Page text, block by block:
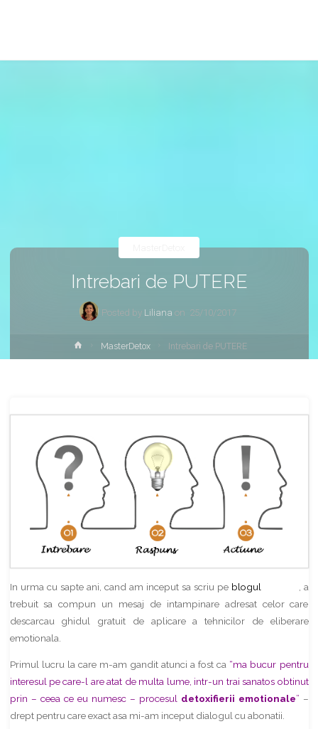
Intrebari de PUTERE
Posted by Liliana on 25/10/2017
HomeMasterDetox Intrebari de PUTERE
In urma cu sapte ani, cand am inceput sa scriu pe blogul
, a
trebuit sa compun un mesaj de intampinare adresat celor care
descarcau ghidul gratuit de aplicare a tehnicilor de eliberare
emotionala.
Primul lucru la care m-am gandit atunci a fost ca “ma bucur pentru
interesul pe care-l are atat de multa lume, intr-un trai sanatos obtinut
prin – ceea ce eu numesc – procesul detoxifierii emotionale” –
drept pentru care exact asa mi-am inceput dialogul cu abonatii.